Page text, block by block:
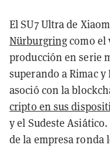
El SU7 Ultra de
Nürburgringcomo el
producción en serie
superando a Rimac
asoció con la
cripto en sus
y el Sudeste
de la empresa ronda